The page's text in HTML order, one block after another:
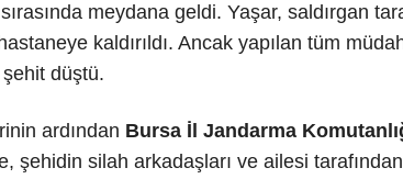
meydana geldi. Yaşar, saldırgan
kaldırıldı. Ancak yapılan tüm
düştü.
ardından Bursa İl Jandarma
şehidin silah arkadaşları ve ailesi